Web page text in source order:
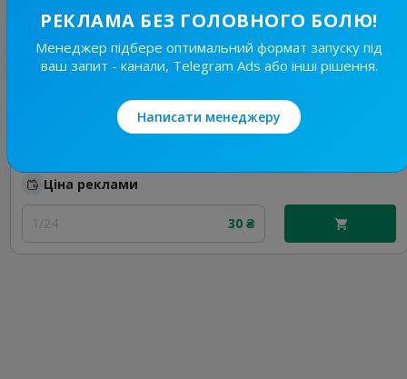
Найкращі за темою
160
RiKS | Сексологія ❤️‍🔥
Ціна реклами
1/24 30 ₴
РЕКЛАМА БЕЗ ГОЛОВНОГО БОЛЮ!
Менеджер підбере оптимальний формат запуску під
ваш запит - канали, Telegram Ads або інші рішення.
Написати менеджеру